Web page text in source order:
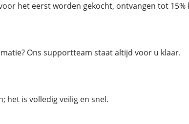
het eerst worden gekocht, ontvangen tot 15%
Ons supportteam staat altijd voor u klaar.
het is volledig veilig en snel.